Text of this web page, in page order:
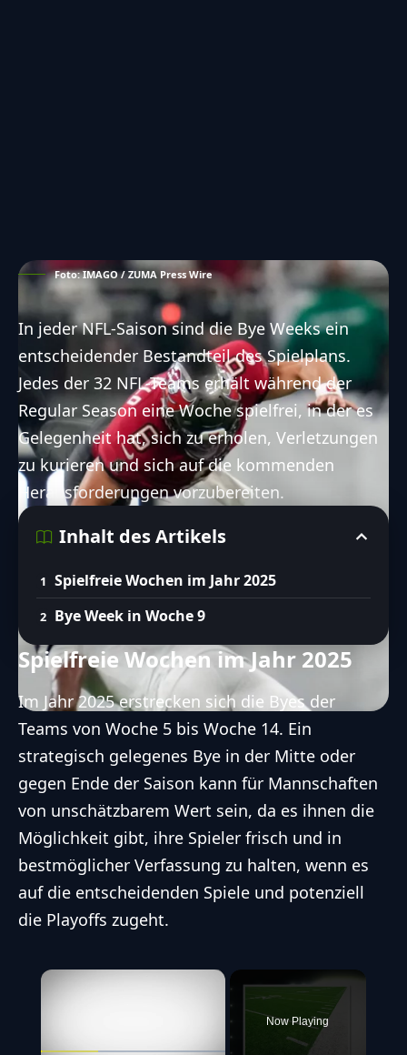
Foto: IMAGO / ZUMA Press Wire
In jederNFL-Saison sind die Bye Weeks ein
entscheidender Bestandteil des Spielplans.
Jedes der 32 NFL-Teams erhält während der
Regular Season eine Woche spielfrei, in der es
Gelegenheit hat, sich zu erholen, Verletzungen
zu kurieren und sich auf die kommenden
Herausforderungen vorzubereiten.
Inhalt des Artikels
Spielfreie Wochen im Jahr 2025
Bye Week in Woche 9
Spielfreie Wochen im Jahr 2025
Im Jahr 2025 erstrecken sich die Byes der
Teams von Woche 5 bis Woche 14. Ein
strategisch gelegenes Bye in der Mitte oder
gegen Ende der Saison kann für Mannschaften
von unschätzbarem Wert sein, da es ihnen die
Möglichkeit gibt, ihre Spieler frisch und in
bestmöglicher Verfassung zu halten, wenn es
auf die entscheidenden Spiele und potenziell
die Playoffs zugeht.
×
Now Playing